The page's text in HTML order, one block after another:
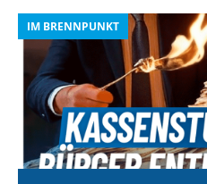
IM BRENNPUNKT